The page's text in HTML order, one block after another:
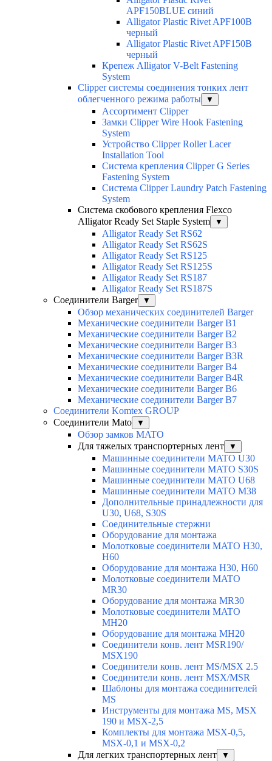
APF150BLUE синий
Alligator Plastic Rivet APF100B
черный
Alligator Plastic Rivet APF150B
черный
Крепеж Alligator V-Belt Fastening
System
Clipper системы соединения тонких лент
облегченного режима работы
▼
Ассортимент Clipper
Замки Clipper Wire Hook Fastening
System
Устройство Clipper Roller Lacer
Installation Tool
Система крепления Clipper G Series
Fastening System
Система Clipper Laundry Patch Fastening
System
Система скобового крепления Flexco
Alligator Ready Set Staple System
▼
Alligator Ready Set RS62
Alligator Ready Set RS62S
Alligator Ready Set RS125
Alligator Ready Set RS125S
Alligator Ready Set RS187
Alligator Ready Set RS187S
Соединители Barger
▼
Обзор механических соединителей Barger
Механические соединители Barger B1
Механические соединители Barger B2
Механические соединители Barger B3
Механические соединители Barger B3R
Механические соединители Barger B4
Механические соединители Barger B4R
Механические соединители Barger B6
Механические соединители Barger B7
Соединители Komtex GROUP
Соединители Mato
▼
Обзор замков MATO
Для тяжелых транспортерных лент
▼
Машинные соединители MATO U30
Машинные соединители MATO S30S
Машинные соединители MATO U68
Машинные соединители MATO M38
Дополнительные принадлежности для
U30, U68, S30S
Соединительные стержни
Оборудование для монтажа
Молотковые соединители MATO H30,
H60
Оборудование для монтажа H30, H60
Молотковые соединители MATO
MR30
Оборудование для монтажа MR30
Молотковые соединители MATO
MH20
Оборудование для монтажа MH20
Соединители конв. лент MSR190/
MSX190
Соединители конв. лент MS/MSX 2.5
Соединители конв. лент MSX/MSR
Шаблоны для монтажа соединителей
MS
Инструменты для монтажа MS, MSX
190 и MSX-2,5
Комплекты для монтажа MSX-0,5,
MSX-0,1 и MSX-0,2
Для легких транспортерных лент
▼